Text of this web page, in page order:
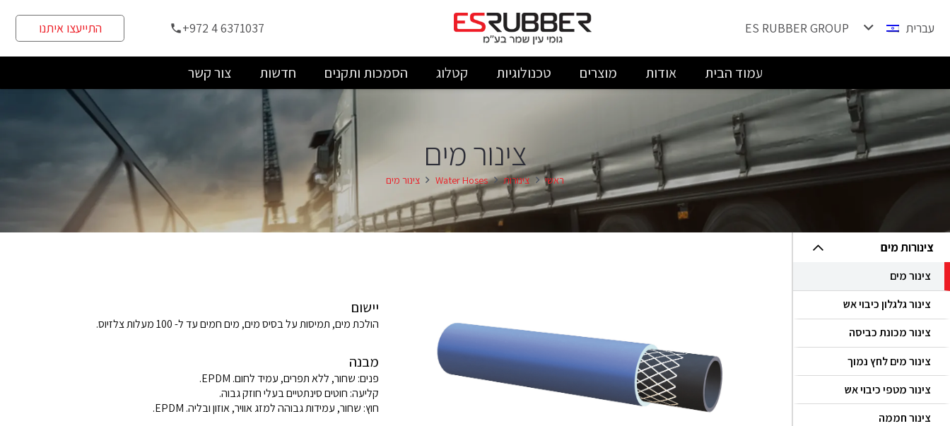
התייעצו איתנו phone+972 4 6371037 ES RUBBER GROUP עברית
עמוד הבית אודות מוצרים טכנולוגיות קטלוג הסמכות ותקנים חדשות צור קשר
צינור מים
ראשי צינורות Water Hoses צינור מים
צינורות מים
צינור מים
צינור גלגלון כיבוי אש
צינור מכונת כביסה
צינור מים לחץ נמוך
צינור מטפי כיבוי אש
צינור חממה
יישום
הולכת מים, תמיסות על בסיס מים, מים חמים עד ל- 100 מעלות צלזיוס.
מבנה
פנים: שחור, ללא תפרים, עמיד לחום. EPDM.
קליעה: חוטים סינתטיים בעלי חוזק גבוה.
חוץ: שחור, עמידות גבוהה למזג אוויר, אוזון ובליה. EPDM.